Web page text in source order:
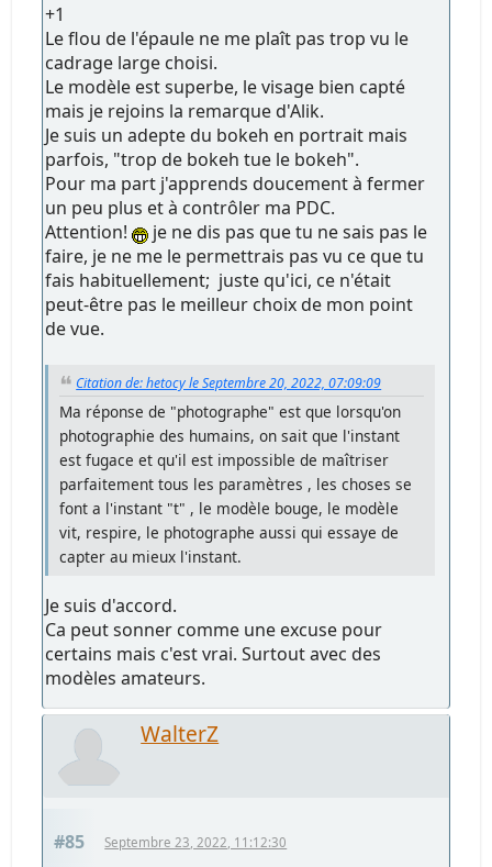
+1
Le flou de l'épaule ne me plaît pas trop vu le
cadrage large choisi.
Le modèle est superbe, le visage bien capté
mais je rejoins la remarque d'Alik.
Je suis un adepte du bokeh en portrait mais
parfois, "trop de bokeh tue le bokeh".
Pour ma part j'apprends doucement à fermer
un peu plus et à contrôler ma PDC.
Attention!
je ne dis pas que tu ne sais pas le
faire, je ne me le permettrais pas vu ce que tu
fais habituellement; juste qu'ici, ce n'était
peut-être pas le meilleur choix de mon point
de vue.
Citation de: hetocy le Septembre 20, 2022, 07:09:09
Ma réponse de "photographe" est que lorsqu'on
photographie des humains, on sait que l'instant
est fugace et qu'il est impossible de maîtriser
parfaitement tous les paramètres , les choses se
font a l'instant "t" , le modèle bouge, le modèle
vit, respire, le photographe aussi qui essaye de
capter au mieux l'instant.
Je suis d'accord.
Ca peut sonner comme une excuse pour
certains mais c'est vrai. Surtout avec des
modèles amateurs.
WalterZ
#85 Septembre 23, 2022, 11:12:30